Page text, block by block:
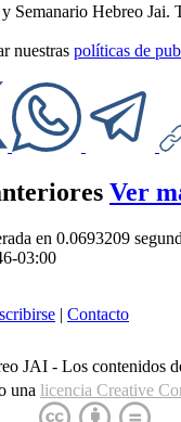
Semanario Hebreo Jai.
nuestras políticas de
Ver
en 0.0693209
03:00
| Contacto
JAI - Los contenidos
una licencia Creative